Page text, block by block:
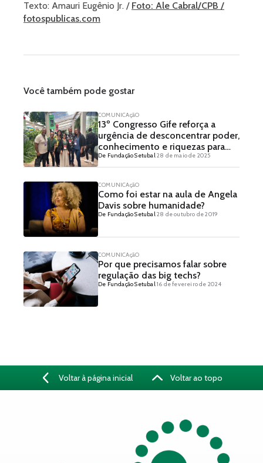
Texto: Amauri Eugênio Jr. / Foto: Ale Cabral/CPB /
fotospublicas.com
Você também pode gostar
COMUNICAçãO
13º Congresso Gife reforça a
urgência de desconcentrar poder,
conhecimento e riquezas para
promover equidade
De Fundação Setubal28 de maio de 2025
COMUNICAçãO
Como foi estar na aula de Angela
Davis sobre humanidade?
De Fundação Setubal28 de outubro de 2019
COMUNICAçãO
Por que precisamos falar sobre
regulação das big techs?
De Fundação Setubal16 de fevereiro de 2024
Voltar à página inicial Voltar ao topo